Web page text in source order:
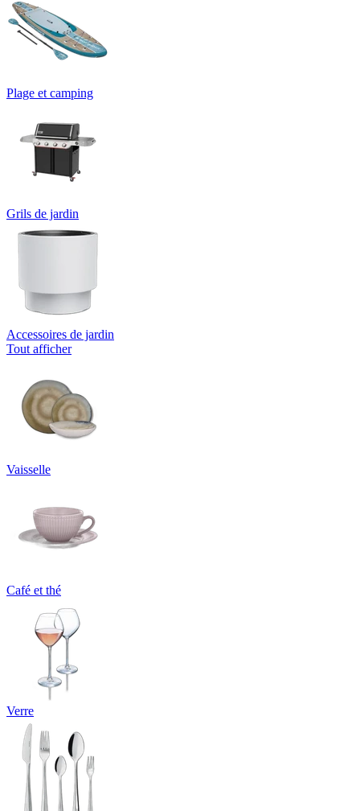
Plage et camping
Grils de jardin
Accessoires de jardin
Tout afficher
Vaisselle
Café et thé
Verre